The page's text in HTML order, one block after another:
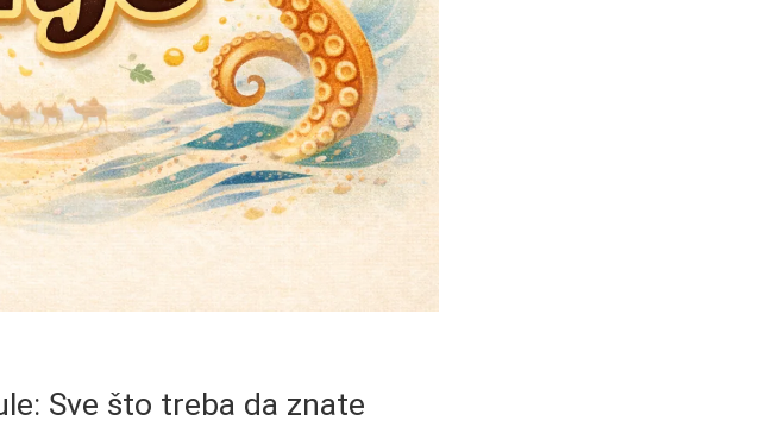
Sve što treba da znate